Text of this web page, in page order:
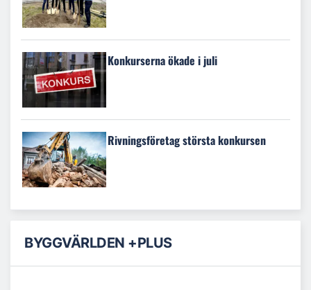
Konkurserna ökade i juli
Rivningsföretag största konkursen
BYGGVÄRLDEN +PLUS